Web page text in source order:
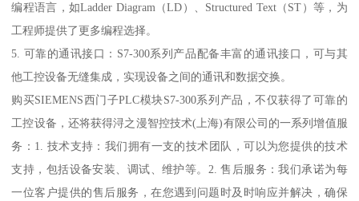
编程语言，如Ladder Diagram（LD）、Structured Text（ST）等，为
工程师提供了更多编程选择。
5. 可靠的通讯接口：S7-300系列产品配备丰富的通讯接口，可与其
他工控设备无缝集成，实现设备之间的通讯和数据交换。
购买SIEMENS西门子PLC模块S7-300系列产品，不仅获得了可靠的
工控设备，还将获得浔之漫智控技术(上海)有限公司的一系列增值服
务：1. 技术支持：我们拥有一支的技术团队，可以为您提供的技术
支持，包括设备安装、调试、维护等。2. 售后服务：我们承诺为每
一位客户提供的售后服务，在您遇到问题时及时响应并解决，确保